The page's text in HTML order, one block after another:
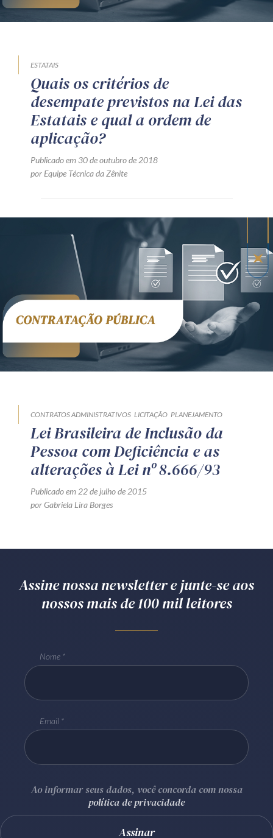
ESTATAIS
Quais os critérios de
desempate previstos na Lei das
Estatais e qual a ordem de
aplicação?
Publicado em 30 de outubro de 2018
por Equipe Técnica da Zênite
CONTRATOS ADMINISTRATIVOS LICITAÇÃO PLANEJAMENTO
Lei Brasileira de Inclusão da
Pessoa com Deficiência e as
alterações à Lei nº 8.666/93
Publicado em 22 de julho de 2015
por Gabriela Lira Borges
Assine nossa newsletter e junte-se aos
nossos mais de 100 mil leitores
Nome
Email
Ao informar seus dados, você concorda com nossa
política de privacidade